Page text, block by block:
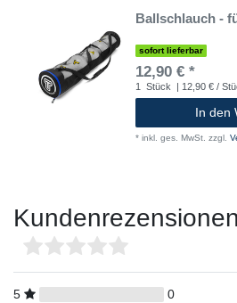
Ballschlauch -
sofort lieferbar
12,90 € *
1 Stück | 12,90 € /
In den
* inkl. ges. MwSt. zzgl.
Kundenrezensionen
5
0